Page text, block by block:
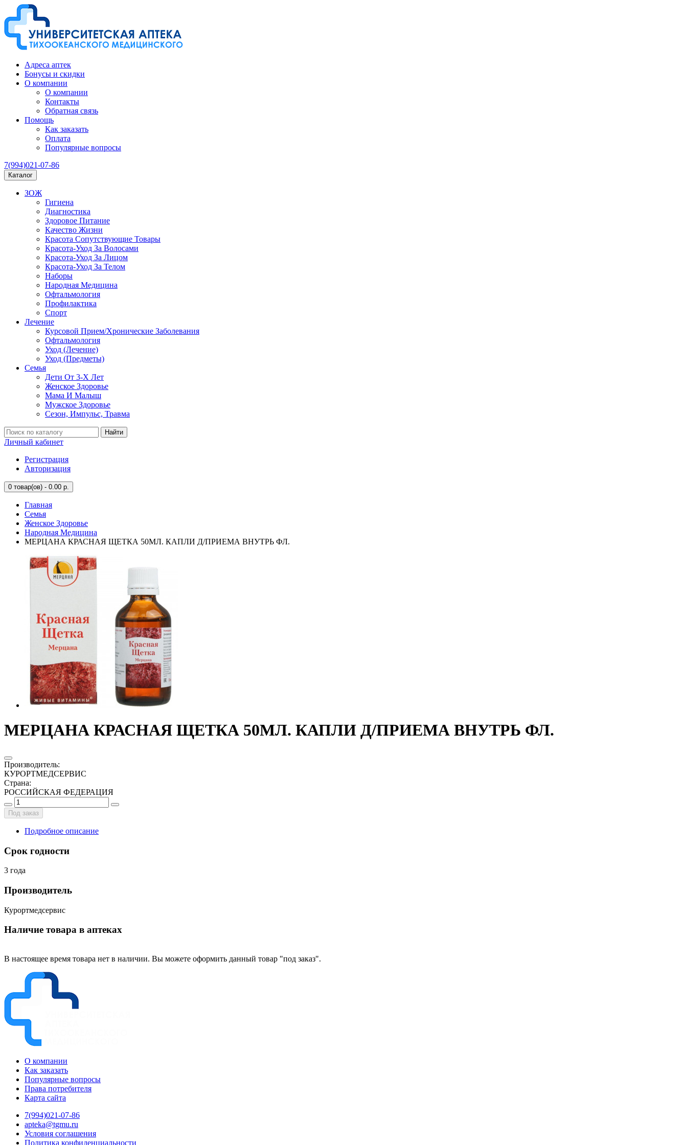
Адреса аптек
Бонусы и скидки
О компании
О компании
Контакты
Обратная связь
Помощь
Как заказать
Оплата
Популярные вопросы
7(994)021-07-86
Каталог
ЗОЖ
Гигиена
Диагностика
Здоровое Питание
Качество Жизни
Красота Сопутствующие Товары
Красота-Уход За Волосами
Красота-Уход За Лицом
Красота-Уход За Телом
Наборы
Народная Медицина
Офтальмология
Профилактика
Спорт
Лечение
Курсовой Прием/Хронические Заболевания
Офтальмология
Уход (Лечение)
Уход (Предметы)
Семья
Дети От 3-Х Лет
Женское Здоровье
Мама И Малыш
Мужское Здоровье
Сезон, Импульс, Травма
Найти
Личный кабинет
Регистрация
Авторизация
0 товар(ов) - 0.00 р.
Главная
Семья
Женское Здоровье
Народная Медицина
МЕРЦАНА КРАСНАЯ ЩЕТКА 50МЛ. КАПЛИ Д/ПРИЕМА ВНУТРЬ ФЛ.
МЕРЦАНА КРАСНАЯ ЩЕТКА 50МЛ. КАПЛИ Д/ПРИЕМА ВНУТРЬ ФЛ.
Производитель:
КУРОРТМЕДСЕРВИС
Страна:
РОССИЙСКАЯ ФЕДЕРАЦИЯ
Под заказ
Подробное описание
Срок годности
3 года
Производитель
Курортмедсервис
Наличие товара в аптеках
В настоящее время товара нет в наличии. Вы можете оформить данный товар "под заказ".
О компании
Как заказать
Популярные вопросы
Права потребителя
Карта сайта
7(994)021-07-86
apteka@tgmu.ru
Условия соглашения
Политика конфиденциальности